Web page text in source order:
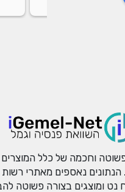
וחכמה של כלל המוצרים
נאספים מאתרי
נט ומוצגים בצורה פשוטה